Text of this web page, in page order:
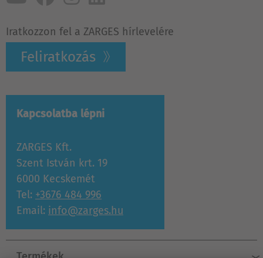
Iratkozzon fel a ZARGES hírlevelére
Feliratkozás
Kapcsolatba lépni
ZARGES Kft.
Szent István krt. 19
6000 Kecskemét
Tel: +3676 484 996
Email: info@zarges.hu